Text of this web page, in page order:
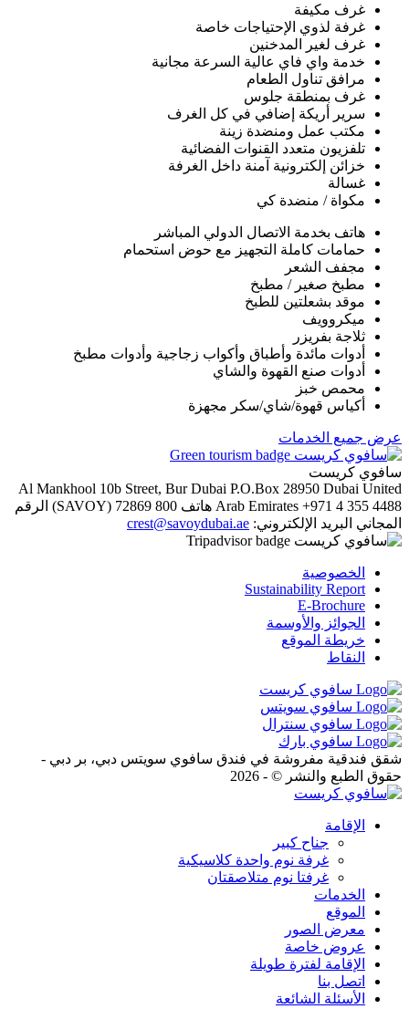
غرف مكيفة
غرفة لذوي الإحتياجات خاصة
غرف لغير المدخنين
خدمة واي فاي عالية السرعة مجانية
مرافق تناول الطعام
غرف بمنطقة جلوس
سرير أريكة إضافي في كل الغرف
مكتب عمل ومنضدة زينة
تلفزيون متعدد القنوات الفضائية
خزائن إلكترونية آمنة داخل الغرفة
غسالة
مكواة / منضدة كي
هاتف بخدمة الاتصال الدولي المباشر
حمامات كاملة التجهيز مع حوض استحمام
مجفف الشعر
مطبخ صغير / مطبخ
موقد بشعلتين للطبخ
ميكروويف
ثلاجة بفريزر
أدوات مائدة وأطباق وأكواب زجاجية وأدوات مطبخ
أدوات صنع القهوة والشاي
محمص خبز
أكياس قهوة/شاي/سكر مجهزة
عرض جميع الخدمات
سافوي كريست
Al Mankhool 10b Street, Bur Dubai P.O.Box 28950 Dubai United
Arab Emirates +971 4 355 4488 هاتف 800 72869 (SAVOY)
الرقم
المجاني البريد الإلكتروني: crest@savoydubai.ae
الخصوصية
Sustainability Report
E-Brochure
الجوائز والأوسمة
خريطة الموقع
النقاط
شقق فندقية مفروشة في فندق سافوي سويتس دبي، بر دبي -
حقوق الطبع والنشر © - 2026
الإقامة
جناح كبير
غرفة نوم واحدة كلاسيكية
غرفتا نوم متلاصقتان
الخدمات
الموقع
معرض الصور
عروض خاصة
الإقامة لفترة طويلة
اتصل بنا
الأسئلة الشائعة